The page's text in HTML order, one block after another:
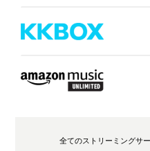
全てのストリーミングサ